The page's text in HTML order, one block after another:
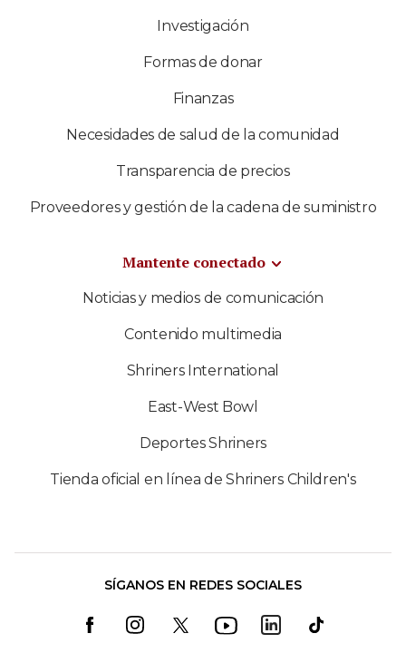
Investigación
Formas de donar
Finanzas
Necesidades de salud de la comunidad
Transparencia de precios
Proveedores y gestión de la cadena de suministro
Mantente conectado
Noticias y medios de comunicación
Contenido multimedia
Shriners International
East-West Bowl
Deportes Shriners
Tienda oficial en línea de Shriners Children's
SÍGANOS EN REDES SOCIALES